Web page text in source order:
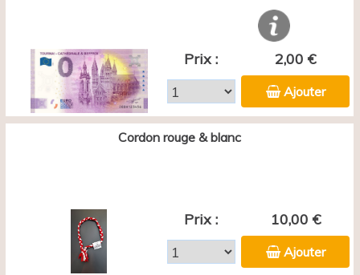
Prix : 2,00 €
Ajouter
Cordon rouge & blanc
Prix : 10,00 €
Ajouter